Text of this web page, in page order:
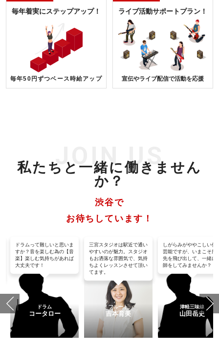
毎年着実にステップアップ！
毎年50円ずつベース時給アップ
ライブ活動サポートプラン！
宣伝やライブ配信で活動を応援
私たちと一緒に働きません
か？
JOIN US
渋谷で
お待ちしています！
ドラムって難しいと思いま
すか？音を楽しむ為の【音
楽】楽しむ気持ちがあれば
大丈夫です！
ドラム
コータロー
三宮スタジオは駅近で通い
やすいのが魅力。スタジオ
もお洒落な雰囲気で、気持
ちよくレッスンさせて頂い
てます。
フルート
吉本育美
しがらみがややこしい伝
芸能ですが、いまこそ所
先を飛び出して、一緒に
師をしてみませんか？
津軽三味線
山田岳史